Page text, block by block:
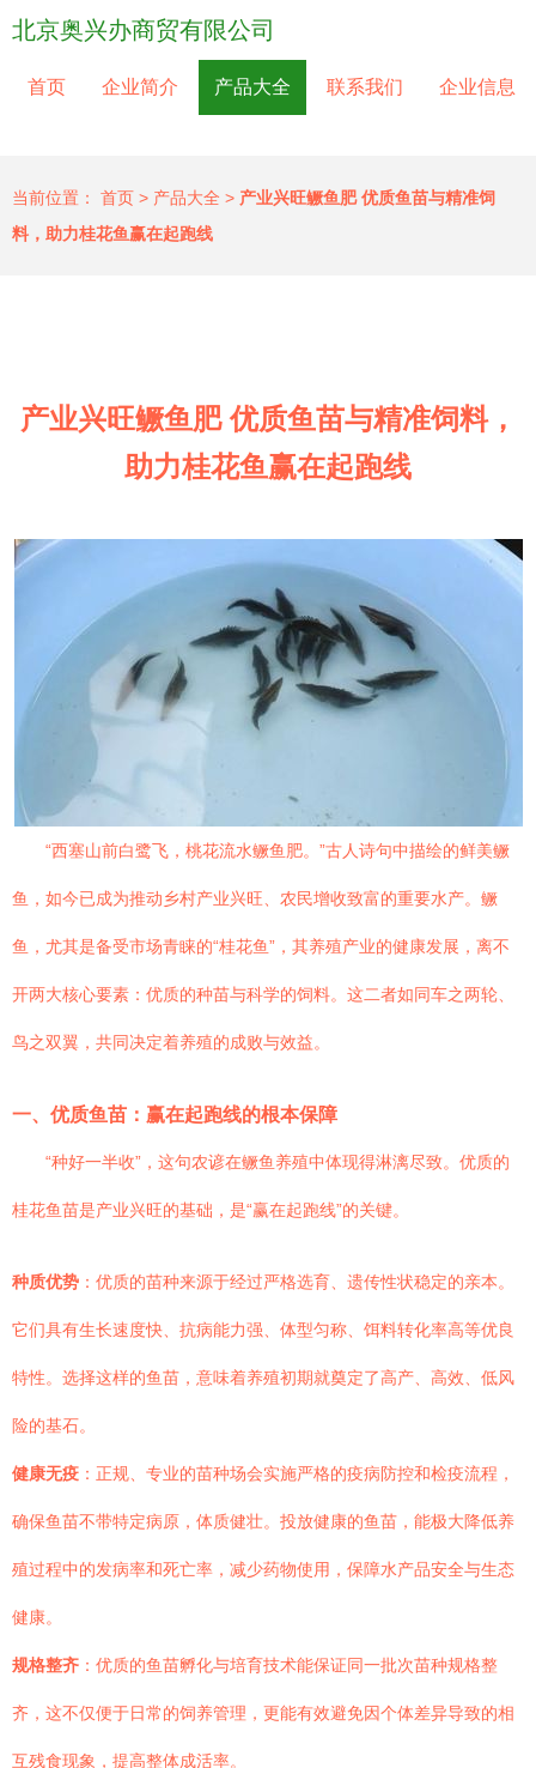
北京奥兴办商贸有限公司
首页 企业简介 产品大全 联系我们 企业信息
当前位置： 首页 > 产品大全 > 产业兴旺鳜鱼肥 优质鱼苗与精准饲
料，助力桂花鱼赢在起跑线
产业兴旺鳜鱼肥 优质鱼苗与精准饲料，
助力桂花鱼赢在起跑线
“西塞山前白鹭飞，桃花流水鳜鱼肥。”古人诗句中描绘的鲜美鳜
鱼，如今已成为推动乡村产业兴旺、农民增收致富的重要水产。鳜
鱼，尤其是备受市场青睐的“桂花鱼”，其养殖产业的健康发展，离不
开两大核心要素：优质的种苗与科学的饲料。这二者如同车之两轮、
鸟之双翼，共同决定着养殖的成败与效益。
一、优质鱼苗：赢在起跑线的根本保障
“种好一半收”，这句农谚在鳜鱼养殖中体现得淋漓尽致。优质的
桂花鱼苗是产业兴旺的基础，是“赢在起跑线”的关键。
种质优势 ：优质的苗种来源于经过严格选育、遗传性状稳定的亲本。
它们具有生长速度快、抗病能力强、体型匀称、饵料转化率高等优良
特性。选择这样的鱼苗，意味着养殖初期就奠定了高产、高效、低风
险的基石。
健康无疫 ：正规、专业的苗种场会实施严格的疫病防控和检疫流程，
确保鱼苗不带特定病原，体质健壮。投放健康的鱼苗，能极大降低养
殖过程中的发病率和死亡率，减少药物使用，保障水产品安全与生态
健康。
规格整齐 ：优质的鱼苗孵化与培育技术能保证同一批次苗种规格整
齐，这不仅便于日常的饲养管理，更能有效避免因个体差异导致的相
互残食现象，提高整体成活率。